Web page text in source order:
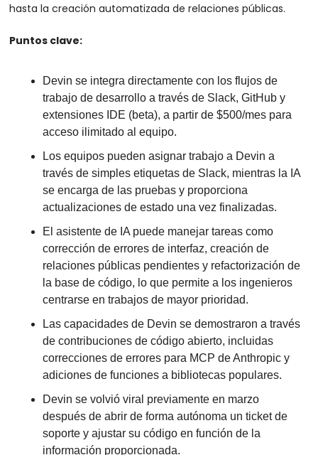
hasta la creación automatizada de relaciones públicas.
Puntos clave:
Devin se integra directamente con los flujos de
trabajo de desarrollo a través de Slack, GitHub y
extensiones IDE (beta), a partir de $500/mes para
acceso ilimitado al equipo.
Los equipos pueden asignar trabajo a Devin a
través de simples etiquetas de Slack, mientras la IA
se encarga de las pruebas y proporciona
actualizaciones de estado una vez finalizadas.
El asistente de IA puede manejar tareas como
corrección de errores de interfaz, creación de
relaciones públicas pendientes y refactorización de
la base de código, lo que permite a los ingenieros
centrarse en trabajos de mayor prioridad.
Las capacidades de Devin se demostraron a través
de contribuciones de código abierto, incluidas
correcciones de errores para MCP de Anthropic y
adiciones de funciones a bibliotecas populares.
Devin se volvió viral previamente en marzo
después de abrir de forma autónoma un ticket de
soporte y ajustar su código en función de la
información proporcionada.